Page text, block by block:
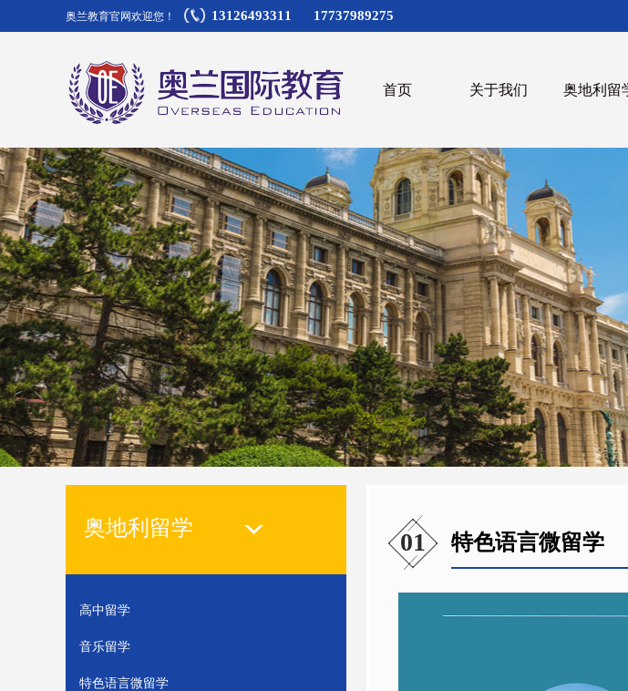
奥兰教育官网欢迎您！ 13126493311 17737989275
首页 关于我们 奥地利留
奥地利留学
高中留学
音乐留学
特色语言微留学
01 特色语言微留学